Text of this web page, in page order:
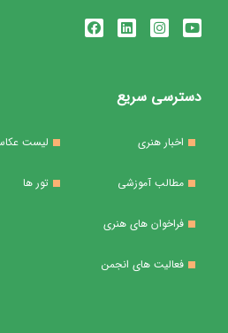
دسترسی سریع
اخبار هنری
مطالب آموزشی
فراخوان های هنری
فعالیت های انجمن
لیست
تور ها